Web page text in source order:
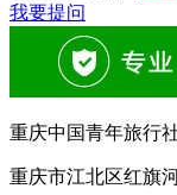
我要提问
重庆中国青年旅行
重庆市江北区红旗